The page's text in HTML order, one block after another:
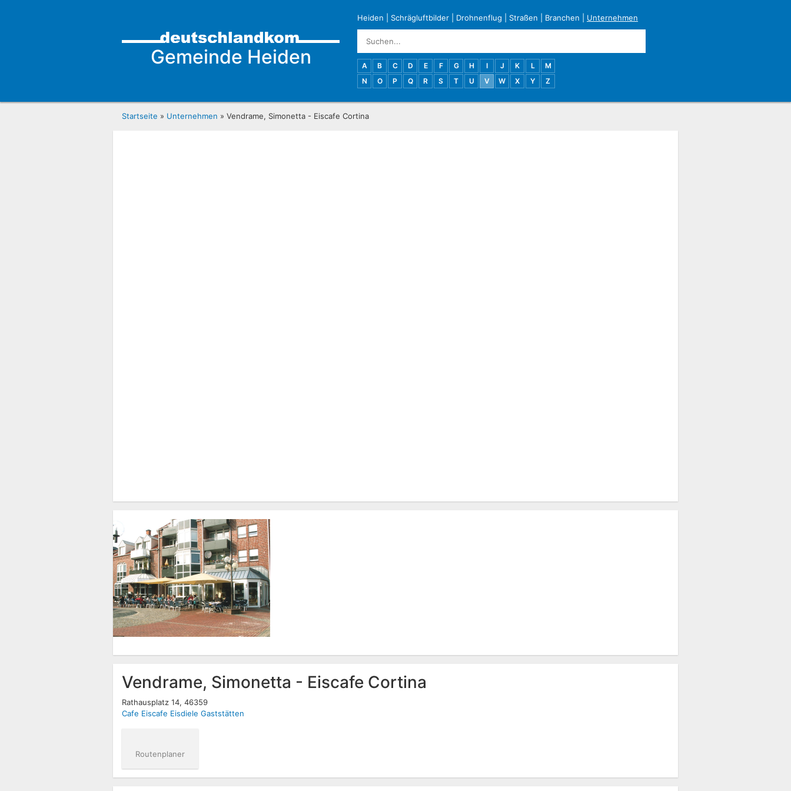
Gemeinde Heiden
Heiden Schrägluftbilder Drohnenflug Straßen Branchen Unternehmen
A B C D E F G H I J K L
M
N
O P Q R S T U V W X Y Z
Startseite » Unternehmen » Vendrame, Simonetta - Eiscafe Cortina
Vendrame, Simonetta - Eiscafe Cortina
Rathausplatz 14, 46359
Cafe Eiscafe Eisdiele Gaststätten
Routenplaner